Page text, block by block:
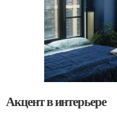
Акцент в интерьере